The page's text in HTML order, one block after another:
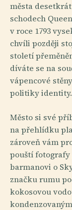
města
schodech
v roce 1793
chvíli později
století
díváte se na
vápencové
politiky identity.
Město si své
na přehlídku
zároveň vám
pouští fotografy
barmanovi o
značku rumu
kokosovou